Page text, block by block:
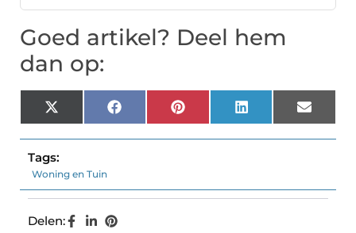
Goed artikel? Deel hem
dan op:
X
(Twitter)
FacebookPinterest LinkedIn Email
Tags:
Woning en Tuin
Delen: